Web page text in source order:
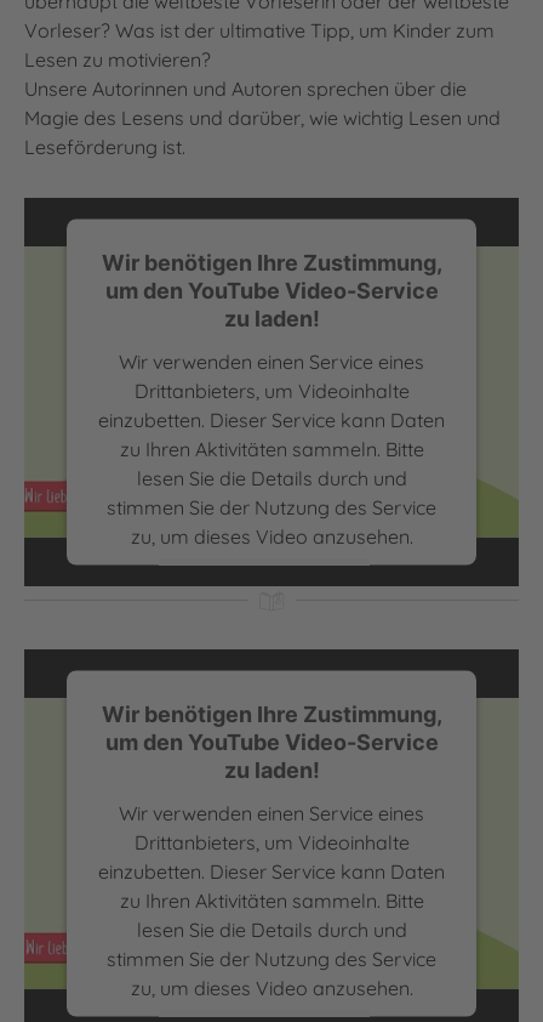
Vorleser? Was ist der ultimative Tipp, um Kinder zum
Lesen zu motivieren?
Unsere Autorinnen und Autoren sprechen über die
Magie des Lesens und darüber, wie wichtig Lesen und
Leseförderung ist.
Wir benötigen Ihre Zustimmung,
um den YouTube Video-Service
zu laden!
Wir verwenden einen Service eines
Drittanbieters, um Videoinhalte
einzubetten. Dieser Service kann Daten
zu Ihren Aktivitäten sammeln. Bitte
lesen Sie die Details durch und
stimmen Sie der Nutzung des Service
zu, um dieses Video anzusehen.
Mehr Informationen
Akzeptieren
Management Platform
Ralph Caspers über die Superkraft Lesen | Wir lieben
lesen
Wir benötigen Ihre Zustimmung,
um den YouTube Video-Service
zu laden!
Wir verwenden einen Service eines
Drittanbieters, um Videoinhalte
einzubetten. Dieser Service kann Daten
zu Ihren Aktivitäten sammeln. Bitte
lesen Sie die Details durch und
stimmen Sie der Nutzung des Service
zu, um dieses Video anzusehen.
Sabine Bohlmann über die Superkraft Lesen | Wir lieben
lesen